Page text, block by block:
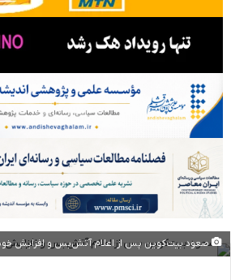
صعود بیت‌کوین پس از اعلام آتش‌بس و افزایش